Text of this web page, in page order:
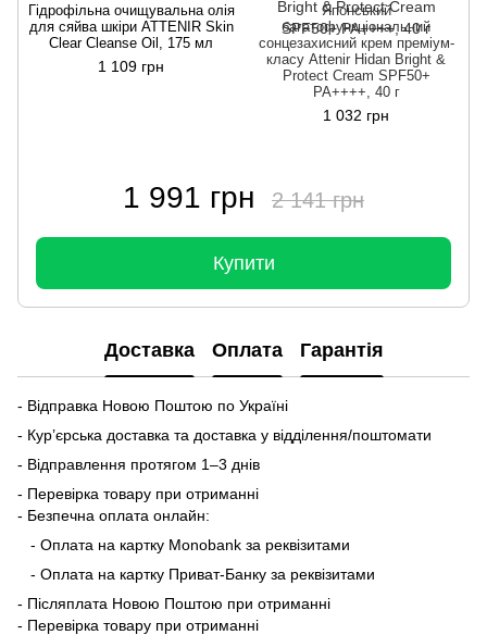
Гідрофільна очищувальна олія
для сяйва шкіри ATTENIR Skin
Clear Cleanse Oil, 175 мл
1 109 грн
Японський
багатофункціональний
сонцезахисний крем преміум-
класу Attenir Hidan Bright &
Protect Cream SPF50+
PA++++, 40 г
1 032 грн
1 991 грн 2 141 грн
Купити
Доставка Оплата Гарантія
- Відправка Новою Поштою по Україні
- Кур’єрська доставка та доставка у відділення/поштомати
- Відправлення протягом 1–3 днів
- Перевірка товару при отриманні
- Безпечна оплата онлайн:
- Оплата на картку Monobank за реквізитами
- Оплата на картку Приват-Банку за реквізитами
- Післяплата Новою Поштою при отриманні
- Перевірка товару при отриманні